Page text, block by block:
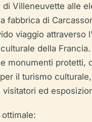
di Villeneuvette alle
fabbrica di
viaggio attraverso
della
monumenti protetti,
il turismo
ed